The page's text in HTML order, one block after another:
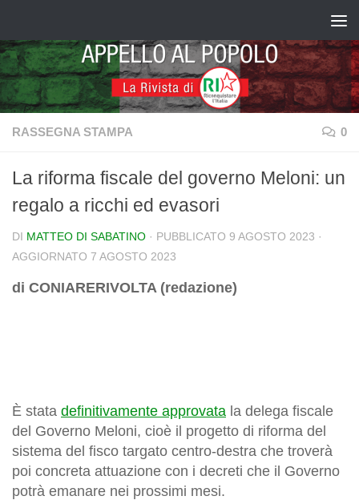
RASSEGNA STAMPA 0
La riforma fiscale del governo Meloni: un
regalo a ricchi ed evasori
DI MATTEO DI SABATINO · PUBBLICATO 9 AGOSTO 2023 ·
AGGIORNATO 7 AGOSTO 2023
di CONIARERIVOLTA (redazione)
È stata definitivamente approvata la delega fiscale
del Governo Meloni, cioè il progetto di riforma del
sistema del fisco targato centro-destra che troverà
poi concreta attuazione con i decreti che il Governo
potrà emanare nei prossimi mesi.